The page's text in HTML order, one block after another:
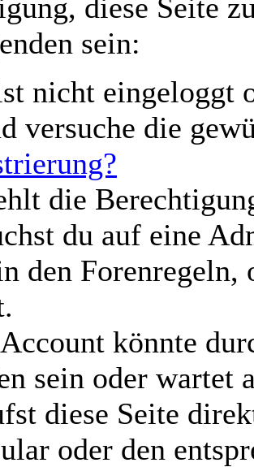
diese Seite
sein:
nicht eingeloggt
versuche die
die
du auf eine
den Forenregeln,
könnte
sein oder wartet
diese Seite
oder den